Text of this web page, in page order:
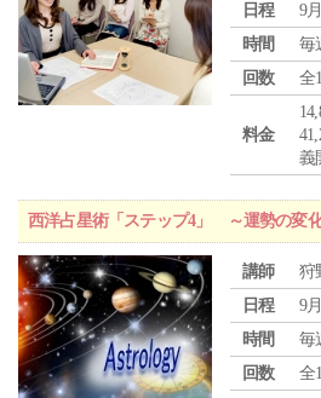
日程
9
時間
毎
回数
全
料金
義
西洋占星術「ステップ4」 ～運勢の変
講師
狩
日程
9
時間
毎
回数
全